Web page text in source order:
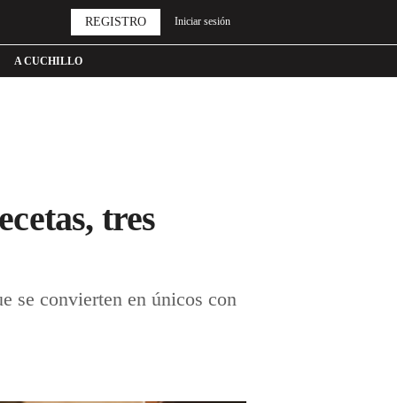
A CUCHILLO
REGISTRO Iniciar sesión
tres
se convierten en únicos con